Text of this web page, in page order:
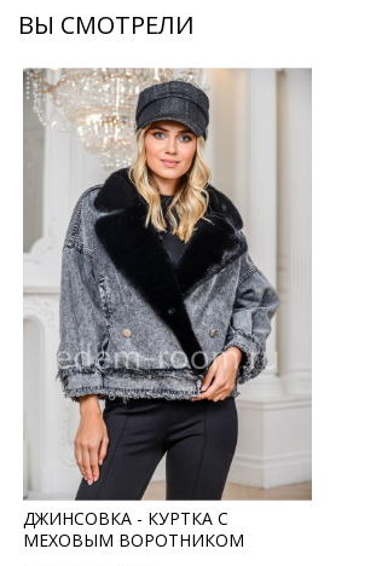
ВЫ СМОТРЕЛИ
ДЖИНСОВКА - КУРТКА С
МЕХОВЫМ ВОРОТНИКОМ